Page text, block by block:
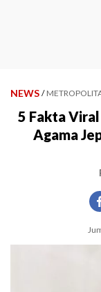
NEWS /
5 Fakta
Agama